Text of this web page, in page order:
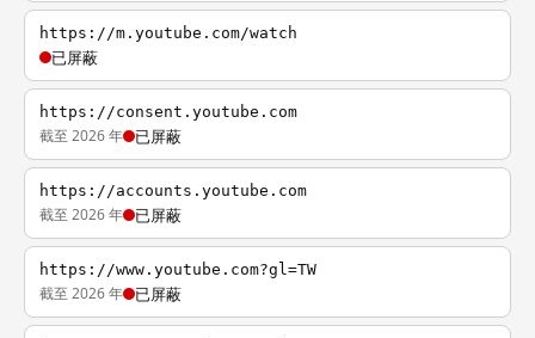
https://m.youtube.com/watch
已屏蔽
https://consent.youtube.com
截至 2026 年 已屏蔽
https://accounts.youtube.com
截至 2026 年 已屏蔽
https://www.youtube.com?gl=TW
截至 2026 年 已屏蔽